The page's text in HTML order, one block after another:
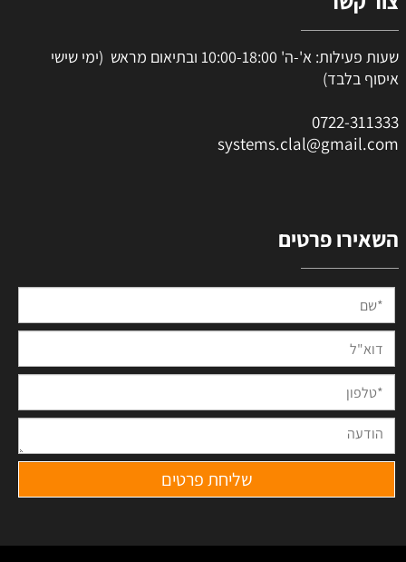
שעות פעילות: א'-ה' 10:00-18:00 ובתיאום מראש (ימי שישי
איסוף בלבד)
0722-311333
systems.clal@gmail.com
השאירו פרטים